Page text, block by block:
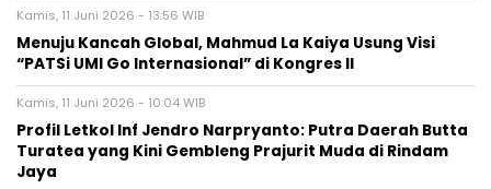
Kamis, 11 Juni 2026 - 13:56 WIB
Menuju Kancah Global, Mahmud La Kaiya Usung Visi
“PATSi UMI Go Internasional” di Kongres II
Kamis, 11 Juni 2026 - 10:04 WIB
Profil Letkol Inf Jendro Narpryanto: Putra Daerah Butta
Turatea yang Kini Gembleng Prajurit Muda di Rindam
Jaya